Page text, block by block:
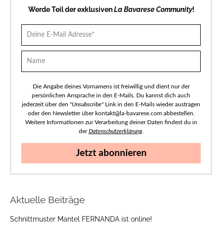
Werde Teil der exklusivenLa Bavarese Community!
Die Angabe deines Vornamens ist freiwillig und dient nur der
persönlichen Ansprache in den E-Mails. Du kannst dich auch
jederzeit über den "Unsubscribe" Link in den E-Mails wieder austragen
oder den Newsletter über kontakt@la-bavarese.com abbestellen.
Weitere Informationen zur Verarbeitung deiner Daten findest du in
derDatenschutzerklärung.
Jetzt abonnieren
Aktuelle Beiträge
Schnittmuster Mantel FERNANDA ist online!